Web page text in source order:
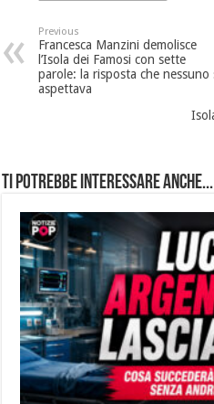
Previous
Francesca Manzini demolisce
l’Isola dei Famosi con sette
parole: la risposta che nessuno
aspettava
Ti potrebbe interessare anche...